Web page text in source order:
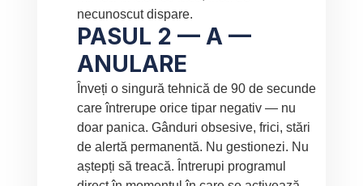
necunoscut dispare.
PASUL 2 — A —
ANULARE
Înveți o singură tehnică de 90 de secunde
care întrerupe orice tipar negativ — nu
doar panica. Gânduri obsesive, frici, stări
de alertă permanentă. Nu gestionezi. Nu
aștepți să treacă. Întrerupi programul